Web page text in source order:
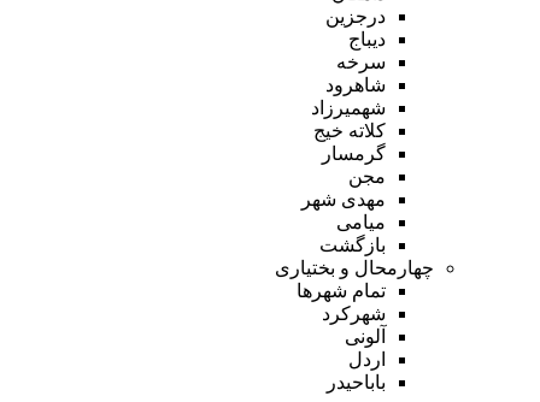
درجزین
دیباج
سرخه
شاهرود
شهمیرزاد
کلاته خیج
گرمسار
مجن
مهدی شهر
میامی
بازگشت
چهارمحال و بختیاری
تمام شهر‌ها
شهرکرد
آلونی
اردل
باباحیدر